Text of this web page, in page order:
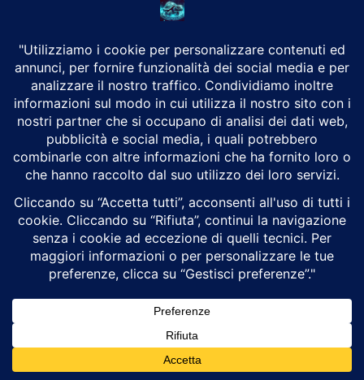
Distraction Warning, un dispositivo...
Gli Usa utilizzano droni di mare contro l’Iran.
La nuova frontiera della guerra navale
Cyberwarfare Luigi Alberto Pinzi
Gli attacchi con droni di superficie statunitensi contro il porto
guerra navale contemporanea, segnando la...